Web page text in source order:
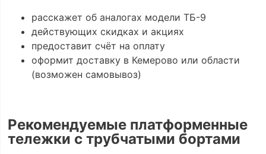
расскажет об аналогах модели ТБ-9
действующих скидках и акциях
предоставит счёт на оплату
оформит доставку в Кемерово или области
(возможен самовывоз)
Рекомендуемые платформенные
тележки с трубчатыми бортами